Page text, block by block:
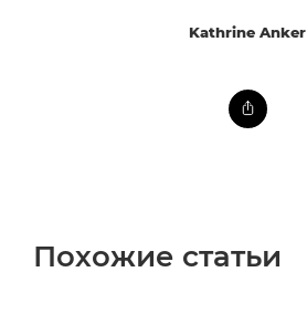
Kathrine Anker
Похожие статьи